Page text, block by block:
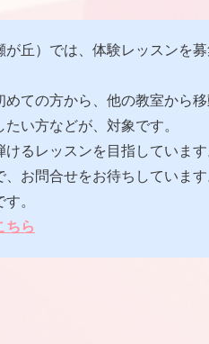
丘）では、体験レッスンを募
ての方から、他の教室から移
い方などが、対象です。
るレッスンを目指しています
お問合せをお待ちしています
。
ちら